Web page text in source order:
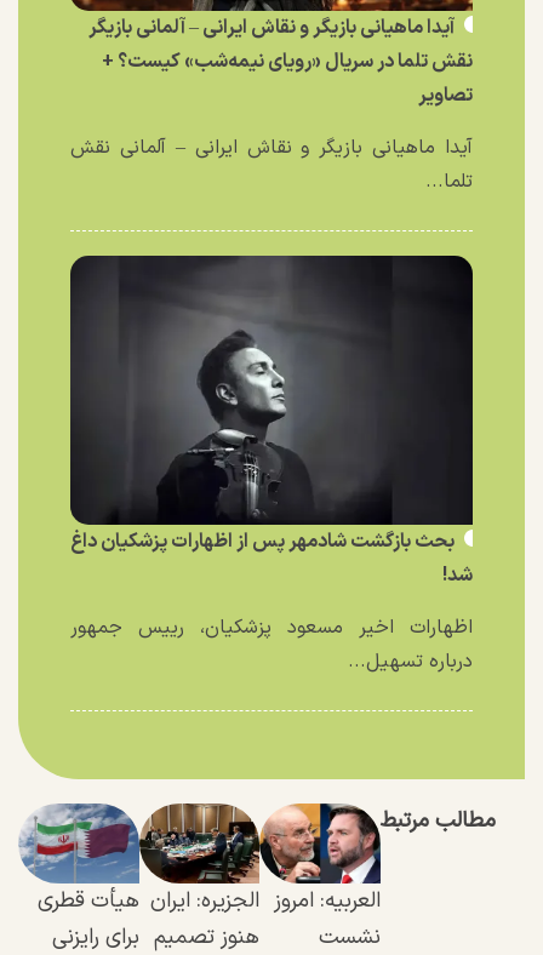
آیدا ماهیانی بازیگر و نقاش ایرانی – آلمانی بازیگر
نقش تلما در سریال «رویای نیمه‌شب» کیست؟ +
تصاویر
آیدا ماهیانی بازیگر و نقاش ایرانی – آلمانی نقش
تلما...
بحث بازگشت شادمهر پس از اظهارات پزشکیان داغ
شد!
اظهارات اخیر مسعود پزشکیان، رییس جمهور
درباره تسهیل...
مطالب مرتبط
العربیه: امروز
نشست
الجزیره: ایران
هنوز تصمیم
هیأت قطری
برای رایزنی